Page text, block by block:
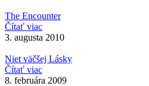
The Encounter
Čítať viac
3. augusta 2010
Niet väčšej Lásky
Čítať viac
8. februára 2009